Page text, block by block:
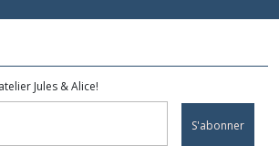
Jules & Alice!
S'abonner